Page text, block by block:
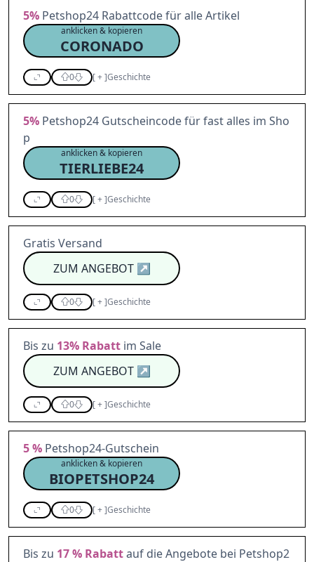
5% Petshop24 Rabattcode für alle Artikel
anklicken & kopieren
CORONADO
0 [+]Geschichte
5% Petshop24 Gutscheincode für fast alles im Sho
p
anklicken & kopieren
TIERLIEBE24
0 [+]Geschichte
Gratis Versand
ZUM ANGEBOT↗
0 [+]Geschichte
Bis zu 13% Rabatt im Sale
ZUM ANGEBOT↗
0 [+]Geschichte
5 % Petshop24-Gutschein
anklicken & kopieren
BIOPETSHOP24
0 [+]Geschichte
Bis zu 17 % Rabattauf die Angebote bei Petshop2